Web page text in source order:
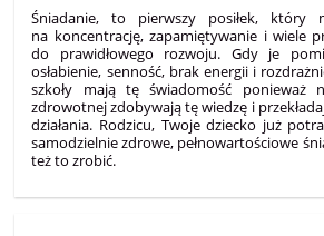
Śniadanie, to pierwszy posiłek, który
na koncentrację, zapamiętywanie i wiele
do prawidłowego rozwoju. Gdy je
osłabienie, senność, brak energii i
szkoły mają tę świadomość ponieważ
zdrowotnej zdobywają tę wiedzę i
działania. Rodzicu, Twoje dziecko już
samodzielnie zdrowe, pełnowartościowe
też to zrobić.